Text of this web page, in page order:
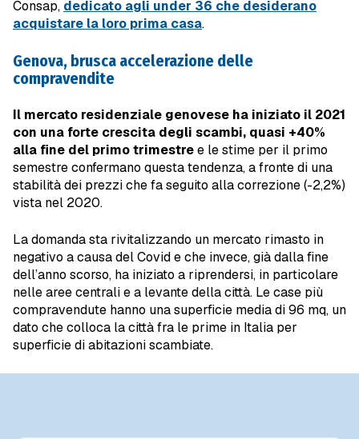
Consap, dedicato agli under 36 che desiderano
acquistare la loro prima casa.
Genova, brusca accelerazione delle
compravendite
Il mercato residenziale genovese ha iniziato il 2021
con una forte crescita degli scambi, quasi +40%
alla fine del primo trimestree le stime per il primo
semestre confermano questa tendenza, a fronte di una
stabilità dei prezzi che fa seguito alla correzione (-2,2%)
vista nel 2020.
La domanda sta rivitalizzando un mercato rimasto in
negativo a causa del Covid e che invece, già dalla fine
dell’anno scorso, ha iniziato a riprendersi, in particolare
nelle aree centrali e a levante della città. Le case più
compravendute hanno una superficie media di 96 mq, un
dato che colloca la città fra le prime in Italia per
superficie di abitazioni scambiate.